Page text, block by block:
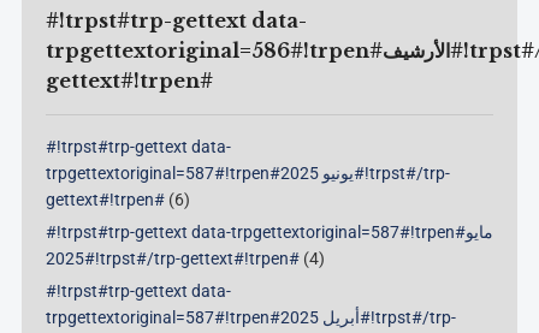
#!trpst#trp-gettext data-
trpgettextoriginal=586#!trpen#الأرشيف#!trpst#/trp-
gettext#!trpen#
#!trpst#trp-gettext data-
trpgettextoriginal=587#!trpen#يونيو 2025#!trpst#/trp-
gettext#!trpen#(6)
#!trpst#trp-gettext data-trpgettextoriginal=587#!trpen#مايو
2025#!trpst#/trp-gettext#!trpen#(4)
#!trpst#trp-gettext data-
trpgettextoriginal=587#!trpen#أبريل 2025#!trpst#/trp-